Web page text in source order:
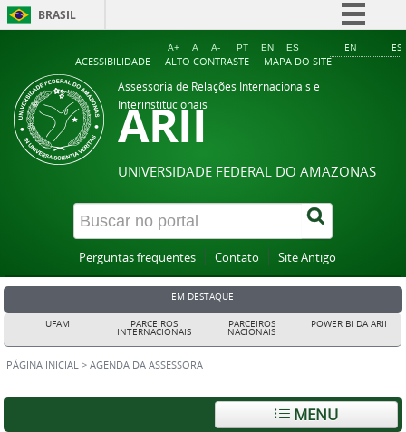
BRASIL
Simplifique!
EN ES
ACESSIBILIDADE ALTO CONTRASTE MAPA DO SITE
A+ A A- PT EN ES
Assessoria de Relações Internacionais e
Interinstitucionais
ARII
UNIVERSIDADE FEDERAL DO AMAZONAS
Perguntas frequentes Contato Site Antigo
EM DESTAQUE
UFAM PARCEIROS
INTERNACIONAIS
PARCEIROS
NACIONAIS
POWER BI DA ARII
PÁGINA INICIAL > AGENDA DA ASSESSORA
MENU